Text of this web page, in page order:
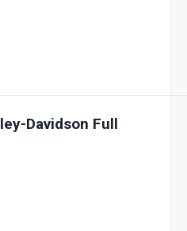
Davidson Full